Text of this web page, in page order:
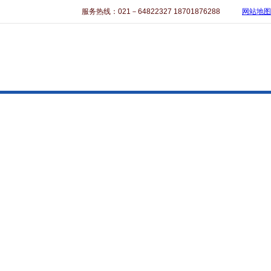
服务热线：021－64822327 18701876288 网站地图